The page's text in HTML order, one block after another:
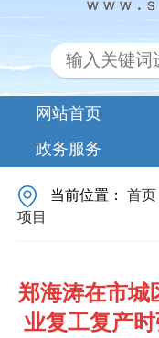
网站首页
政务服务
当前位置：首页
项目
郑海涛在市城
业复工复产